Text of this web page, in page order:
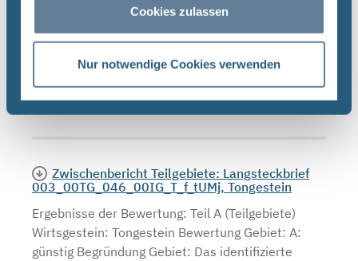
Cookies zulassen
Nur notwendige Cookies verwenden
003_00TG_046_00IG_T_f_tUMj
Jüngere Untere Meeresmolasse Teilgebiet
liegt im Südosten des Bundeslandes Bayern. Es ist
eines von 90 Teilgebieten, die im Zwischenbericht
Zwischenbericht Teilgebiete: Langsteckbrief
003_00TG_046_00IG_T_f_tUMj, Tongestein
Ergebnisse der Bewertung: Teil A (Teilgebiete)
Wirtsgestein: Tongestein Bewertung Gebiet: A:
günstig Begründung Gebiet: Das identifizierte